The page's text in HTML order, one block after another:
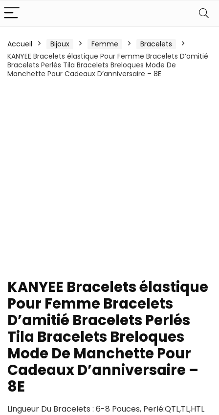
Accueil Bijoux Femme
Bracelets
KANYEE Bracelets élastique Pour Femme Bracelets D’amitié
Bracelets Perlés Tila Bracelets Breloques Mode De
Manchette Pour Cadeaux D’anniversaire – 8E
KANYEE Bracelets élastique
Pour Femme Bracelets
D’amitié Bracelets Perlés
Tila Bracelets Breloques
Mode De Manchette Pour
Cadeaux D’anniversaire –
8E
Lingueur Du Bracelets : 6-8 Pouces, Perlé:QTL,TL,HTL